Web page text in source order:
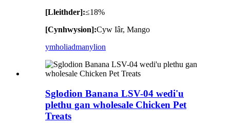
[Lleithder]:≤18%
[Cynhwysion]:Cyw Iâr, Mango
ymholiadmanylion
Sglodion Banana LSV-04 wedi'u
plethu gan wholesale Chicken Pet
Treats